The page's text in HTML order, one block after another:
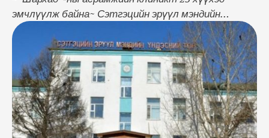
эмчлүүлж байна~ Сэтгэцийн эрүүл мэндийн
үндэсний төвийн асрамжийн клиникт өнөөдрийн
байдлаар 23 хүүхэд хэвтэн эмчлүүлж байна. Ихэнх
нь аав ээждээ гологдсон, нэр усгүй, хаяггүй
хүүхдүүд ирдэг гэнэ. Тус тасагт 10 гаруй жил
хэвтэн эмчлүүлж буй хүүхэд ч бий, хамгийн бага
нь нэг жил ч болж байгаа насанд хүрээгүй хүүхэд
байна. …